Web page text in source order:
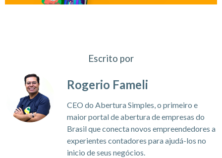
Escrito por
Rogerio Fameli
CEO do Abertura Simples, o primeiro e
maior portal de abertura de empresas do
Brasil que conecta novos empreendedores a
experientes contadores para ajudá-los no
inicio de seus negócios.